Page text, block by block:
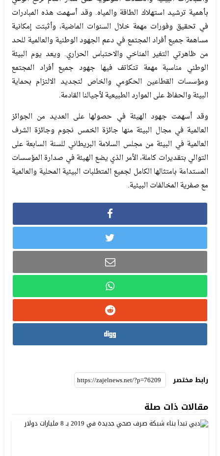
بأهمية ترشيد استهلاك الطاقة والمياه. وقد أسهمت هذه المبادرات
في تحقيق وفورات مهمة خلال السنوات الماضية، وأثبتت إمكانية
مساهمة جميع أفراد المجتمع في دعم الجهود الوطنية والعالمية للحد
من ظاهرتي التغير المناخي والاحتباس الحراري. ويعد يوم البيئة
الوطني مناسبة مهمة تتكاتف فيها جهود جميع أفراد المجتمع
ومؤسسات القطاعين الحكومي والخاص لتجديد الالتزام بحماية
البيئة والحفاظ على الموارد الطبيعية لأجيالنا القادمة.
وقد أسهمت جهود الهيئة في حصولها على العديد من الجوائز
العالمية في مجال البيئة منها جائزة الخمس نجوم وجائزة الشرف
العالمية في البيئة من مجلس السلامة البريطاني للسنة السابعة على
التوالي بتقديرات كاملة، الأمر الذي يضع الهيئة في صدارة المؤسسات
المستدامة بامتثالها الكامل لجميع المتطلبات البيئية المحلية والعالمية
مع صفرية المخالفات البيئية.
رابط مختصر
مقالات ذات صلة